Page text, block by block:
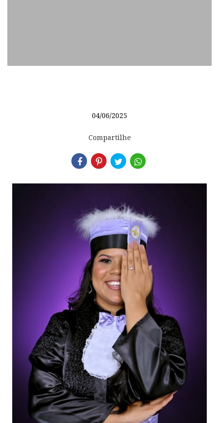
04/06/2025
Compartilhe